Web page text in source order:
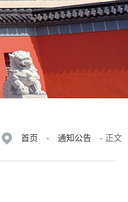
首页 - 通知公告 - 正文